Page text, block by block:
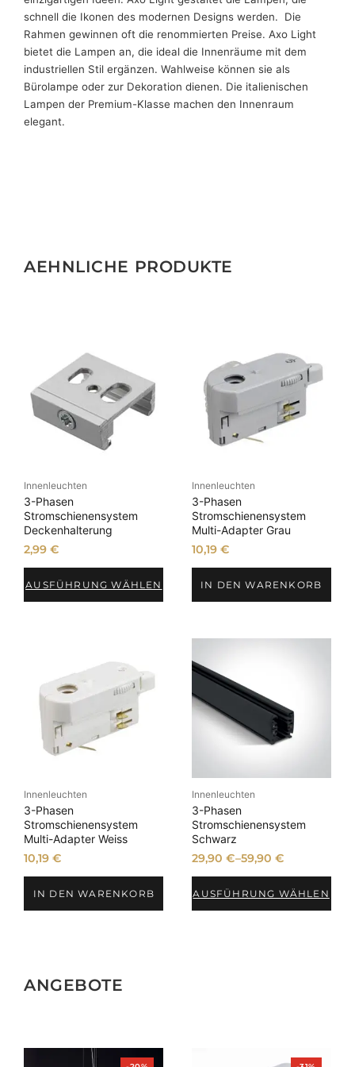
schnell die Ikonen des modernen Designs werden. Die
Rahmen gewinnen oft die renommierten Preise. Axo Light
bietet die Lampen an, die ideal die Innenräume mit dem
industriellen Stil ergänzen. Wahlweise können sie als
Bürolampe oder zur Dekoration dienen. Die italienischen
Lampen der Premium-Klasse machen den Innenraum
elegant.
AEHNLICHE PRODUKTE
Innenleuchten
3-Phasen
Stromschienensystem
Deckenhalterung
2,99€
AUSFÜHRUNG WÄHLEN
Innenleuchten
3-Phasen
Stromschienensystem
Multi-Adapter Grau
10,19 €
IN DEN WARENKORB
Innenleuchten
3-Phasen
Stromschienensystem
Multi-Adapter Weiss
10,19€
IN DEN WARENKORB
Innenleuchten
3-Phasen
Stromschienensystem
Schwarz
29,90 €–59,90 €
AUSFÜHRUNG WÄHLEN
ANGEBOTE